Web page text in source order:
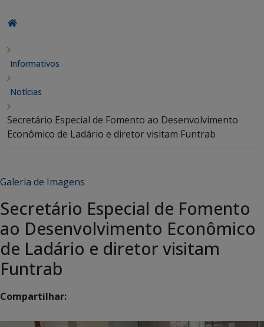
Informativos
Notícias
Secretário Especial de Fomento ao Desenvolvimento
Econômico de Ladário e diretor visitam Funtrab
Galeria de Imagens
Secretário Especial de Fomento
ao Desenvolvimento Econômico
de Ladário e diretor visitam
Funtrab
Compartilhar: